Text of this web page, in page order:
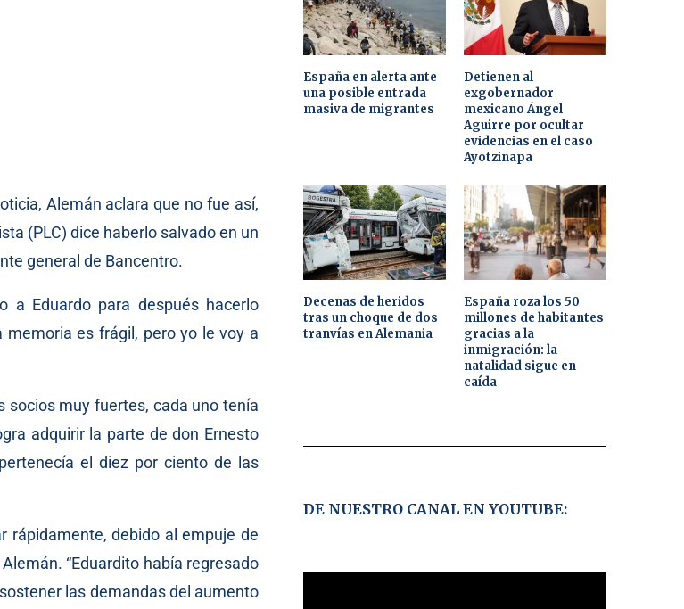
Alemán aclara que no fue así,
(PLC) dice haberlo salvado en un
general de Bancentro.
a Eduardo para después hacerlo
memoria es frágil, pero yo le voy a
socios muy fuertes, cada uno tenía
adquirir la parte de don Ernesto
el diez por ciento de las
rápidamente, debido al empuje de
“Eduardito había regresado
las demandas del aumento
España en alerta ante
una posible entrada
masiva de migrantes
Detienen al
exgobernador
mexicano Ángel
Aguirre por ocultar
evidencias en el caso
Ayotzinapa
Decenas de heridos
tras un choque de dos
tranvías en Alemania
España roza los 50
millones de habitantes
gracias a la
inmigración: la
natalidad sigue en
caída
DE NUESTRO CANAL EN YOUTUBE: